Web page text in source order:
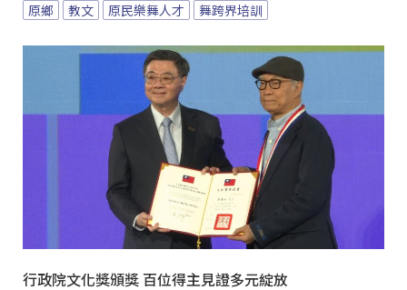
原鄉 教文 原民樂舞人才 舞跨界培訓
行政院文化獎頒獎 百位得主見證多元綻放